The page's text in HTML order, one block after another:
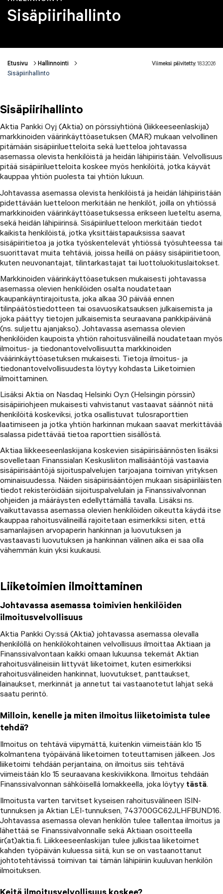
Sisäpiirihallinto
Murupolku
Etusivu
Hallinnointi
Sisäpiirihallinto
Viimeksi päivitetty:18.3.2026
Sisäpiirihallinto
Aktia Pankki Oyj (Aktia) on pörssiyhtiönä (liikkeeseenlaskija)
markkinoiden väärinkäyttöasetuksen (MAR) mukaan velvollinen
pitämään sisäpiiriluetteloita sekä luetteloa johtavassa
asemassa olevista henkilöistä ja heidän lähipiiristään. Velvollisuus
pitää sisäpiiriluetteloita koskee myös henkilöitä, jotka käyvät
kauppaa yhtiön puolesta tai yhtiön lukuun.
Johtavassa asemassa olevista henkilöistä ja heidän lähipiiristään
pidettävään luetteloon merkitään ne henkilöt, joilla on yhtiössä
markkinoiden väärinkäyttöasetuksessa erikseen lueteltu asema,
sekä heidän lähipiirinsä. Sisäpiiriluetteloon merkitään tiedot
kaikista henkilöistä, jotka yksittäistapauksissa saavat
sisäpiiritietoa ja jotka työskentelevät yhtiössä työsuhteessa tai
suorittavat muita tehtäviä, joissa heillä on pääsy sisäpiiritietoon,
kuten neuvonantajat, tilintarkastajat tai luottoluokituslaitokset.
Markkinoiden väärinkäyttöasetuksen mukaisesti johtavassa
asemassa olevien henkilöiden osalta noudatetaan
kaupankäyntirajoitusta, joka alkaa 30 päivää ennen
tilinpäätöstiedotteen tai osavuosikatsauksen julkaisemista ja
joka päättyy tietojen julkaisemista seuraavana pankkipäivänä
(ns. suljettu ajanjakso). Johtavassa asemassa olevien
henkilöiden kaupoista yhtiön rahoitusvälineillä noudatetaan myös
ilmoitus- ja tiedonantovelvollisuutta markkinoiden
väärinkäyttöasetuksen mukaisesti. Tietoja ilmoitus- ja
tiedonantovelvollisuudesta löytyy kohdasta Liiketoimien
ilmoittaminen.
Lisäksi Aktia on Nasdaq Helsinki Oy:n (Helsingin pörssin)
sisäpiiriohjeen mukaisesti vahvistanut vastaavat säännöt niitä
henkilöitä koskeviksi, jotka osallistuvat tulosraporttien
laatimiseen ja jotka yhtiön harkinnan mukaan saavat merkittävää
salassa pidettävää tietoa raporttien sisällöstä.
Aktiaa liikkeeseenlaskijana koskevien sisäpiirisäännösten lisäksi
sovelletaan Finanssialan Keskusliiton mallisääntöjä vastaavia
sisäpiirisääntöjä sijoituspalvelujen tarjoajana toimivan yrityksen
ominaisuudessa. Näiden sisäpiirisääntöjen mukaan sisäpiiriläisten
tiedot rekisteröidään sijoituspalvelulain ja Finanssivalvonnan
ohjeiden ja määräysten edellyttämällä tavalla. Lisäksi ns.
vaikuttavassa asemassa olevien henkilöiden oikeutta käydä itse
kauppaa rahoitusvälineillä rajoitetaan esimerkiksi siten, että
samanlajisen arvopaperin hankinnan ja luovutuksen ja
vastaavasti luovutuksen ja hankinnan välinen aika ei saa olla
vähemmän kuin yksi kuukausi.
Liiketoimien ilmoittaminen
Johtavassa asemassa toimivien henkilöiden
ilmoitusvelvollisuus
Aktia Pankki Oy:ssä (Aktia) johtavassa asemassa olevalla
henkilöllä on henkilökohtainen velvollisuus ilmoittaa Aktiaan ja
Finanssivalvontaan kaikki omaan lukuunsa tekemät Aktian
rahoitusvälineisiin liittyvät liiketoimet, kuten esimerkiksi
rahoitusvälineiden hankinnat, luovutukset, panttaukset,
lainaukset, merkinnät ja annetut tai vastaanotetut lahjat sekä
saatu perintö.
Milloin, kenelle ja miten ilmoitus liiketoimista tulee
tehdä?
Ilmoitus on tehtävä viipymättä, kuitenkin viimeistään klo 15
kolmantena työpäivänä liiketoimen toteuttamisen jälkeen. Jos
liiketoimi tehdään perjantaina, on ilmoitus siis tehtävä
viimeistään klo 15 seuraavana keskiviikkona. Ilmoitus tehdään
Finanssivalvonnan sähköisellä lomakkeella, joka löytyy tästä.
Ilmoitusta varten tarvitset kyseisen rahoitusvälineen ISIN-
tunnuksen ja Aktian LEI-tunnuksen, 743700GC62JLHFBUND16.
Johtavassa asemassa olevan henkilön tulee tallentaa ilmoitus ja
lähettää se Finanssivalvonnalle sekä Aktiaan osoitteella
ir(at)aktia.fi. Liikkeeseenlaskijan tulee julkistaa liiketoimet
kahden työpäivän kuluessa siitä, kun se on vastaanottanut
johtotehtävissä toimivan tai tämän lähipiiriin kuuluvan henkilön
ilmoituksen.